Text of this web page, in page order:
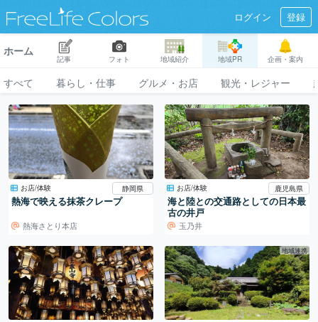
ログイン 登録
ホーム
記事 フォト 地域紹介 地域PR 企画・案内
すべて 暮らし・仕事 グルメ・お店 観光・レジャー
お店/体験 静岡県
熱海で映える抹茶クレープ
熱海さとり本店
お店/体験 鹿児島県
海と陸との交通路としての日本最
古の井戸
玉乃井
地域連携